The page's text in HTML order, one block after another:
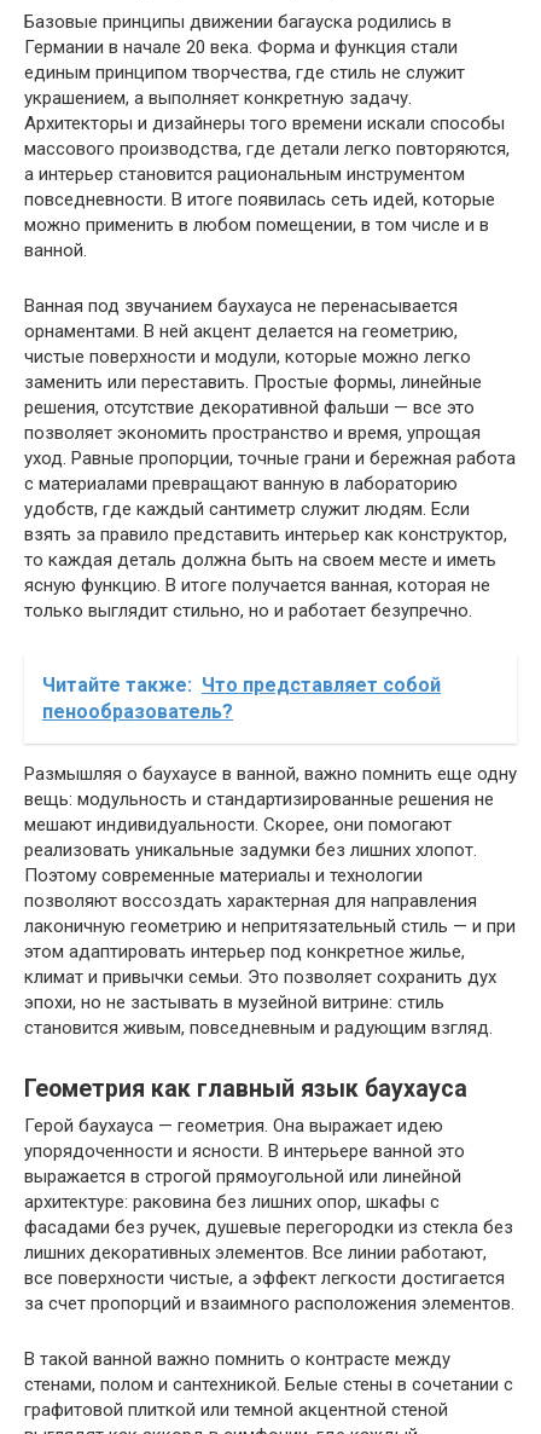
Базовые принципы движении багауска родились в
Германии в начале 20 века. Форма и функция стали
единым принципом творчества, где стиль не служит
украшением, а выполняет конкретную задачу.
Архитекторы и дизайнеры того времени искали способы
массового производства, где детали легко повторяются,
а интерьер становится рациональным инструментом
повседневности. В итоге появилась сеть идей, которые
можно применить в любом помещении, в том числе и в
ванной.
Ванная под звучанием баухауса не перенасывается
орнаментами. В ней акцент делается на геометрию,
чистые поверхности и модули, которые можно легко
заменить или переставить. Простые формы, линейные
решения, отсутствие декоративной фальши — все это
позволяет экономить пространство и время, упрощая
уход. Равные пропорции, точные грани и бережная работа
с материалами превращают ванную в лабораторию
удобств, где каждый сантиметр служит людям. Если
взять за правило представить интерьер как конструктор,
то каждая деталь должна быть на своем месте и иметь
ясную функцию. В итоге получается ванная, которая не
только выглядит стильно, но и работает безупречно.
Читайте также: Что представляет собой
пенообразователь?
Размышляя о баухаусе в ванной, важно помнить еще одну
вещь: модульность и стандартизированные решения не
мешают индивидуальности. Скорее, они помогают
реализовать уникальные задумки без лишних хлопот.
Поэтому современные материалы и технологии
позволяют воссоздать характерная для направления
лаконичную геометрию и непритязательный стиль — и при
этом адаптировать интерьер под конкретное жилье,
климат и привычки семьи. Это позволяет сохранить дух
эпохи, но не застывать в музейной витрине: стиль
становится живым, повседневным и радующим взгляд.
Геометрия как главный язык баухауса
Герой баухауса — геометрия. Она выражает идею
упорядоченности и ясности. В интерьере ванной это
выражается в строгой прямоугольной или линейной
архитектуре: раковина без лишних опор, шкафы с
фасадами без ручек, душевые перегородки из стекла без
лишних декоративных элементов. Все линии работают,
все поверхности чистые, а эффект легкости достигается
за счет пропорций и взаимного расположения элементов.
В такой ванной важно помнить о контрасте между
стенами, полом и сантехникой. Белые стены в сочетании с
графитовой плиткой или темной акцентной стеной